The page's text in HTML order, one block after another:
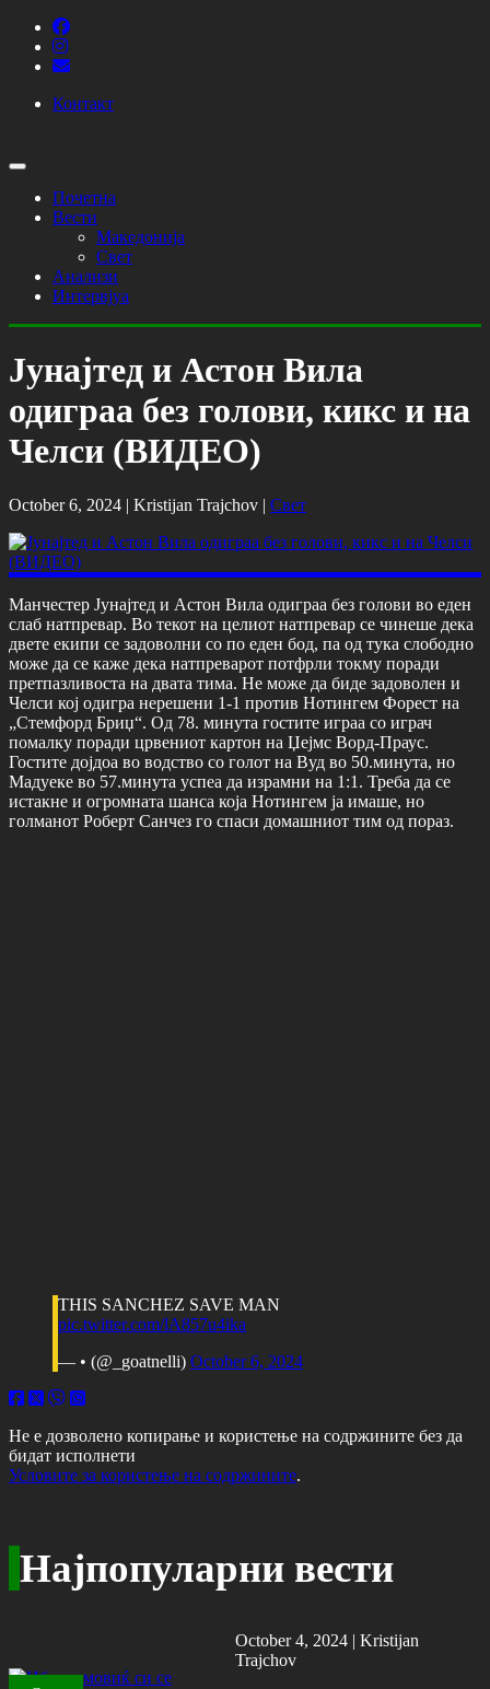
Контакт
Почетна
Вести
Македонија
Свет
Анализи
Интервјуа
Јунајтед и Астон Вила
одиграа без голови, кикс и на
Челси (ВИДЕО)
October 6, 2024 | Kristijan Trajchov | Свет
Манчестер Јунајтед и Астон Вила одиграа без голови во еден
слаб натпревар. Во текот на целиот натпревар се чинеше дека
двете екипи се задоволни со по еден бод, па од тука слободно
може да се каже дека натпреварот потфрли токму поради
претпазливоста на двата тима. Не може да биде задоволен и
Челси кој одигра нерешени 1-1 против Нотингем Форест на
„Стемфорд Бриџ“. Од 78. минута гостите играа со играч
помалку поради црвениот картон на Џејмс Ворд-Праус.
Гостите дојдоа во водство со голот на Вуд во 50.минута, но
Мадуеке во 57.минута успеа да израмни на 1:1. Треба да се
истакне и огромната шанса која Нотингем ја имаше, но
голманот Роберт Санчез го спаси домашниот тим од пораз.
THIS SANCHEZ SAVE MAN
pic.twitter.com/lA857u4ika
— • (@_goatnelli) October 6, 2024
Не е дозволено копирање и користење на содржините без да
бидат исполнети
Условите за користење на содржините.
Најпопуларни вести
October 4, 2024 |Kristijan
Trajchov